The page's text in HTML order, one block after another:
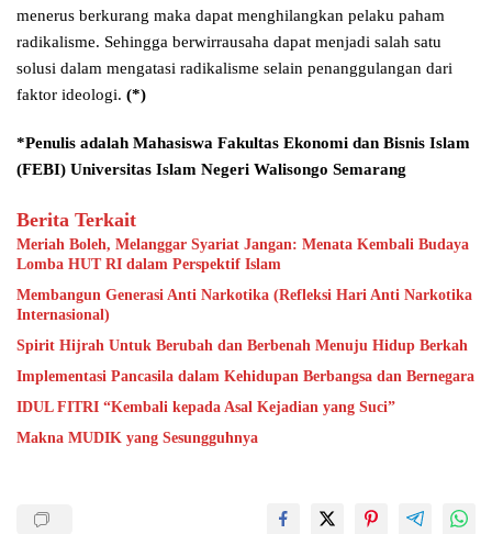
menerus berkurang maka dapat menghilangkan pelaku paham
radikalisme. Sehingga berwirrausaha dapat menjadi salah satu
solusi dalam mengatasi radikalisme selain penanggulangan dari
faktor ideologi. (*)
*Penulis adalah Mahasiswa Fakultas Ekonomi dan Bisnis Islam
(FEBI) Universitas Islam Negeri Walisongo Semarang
Berita Terkait
Meriah Boleh, Melanggar Syariat Jangan: Menata Kembali Budaya
Lomba HUT RI dalam Perspektif Islam
Membangun Generasi Anti Narkotika (Refleksi Hari Anti Narkotika
Internasional)
Spirit Hijrah Untuk Berubah dan Berbenah Menuju Hidup Berkah
Implementasi Pancasila dalam Kehidupan Berbangsa dan Bernegara
IDUL FITRI “Kembali kepada Asal Kejadian yang Suci”
Makna MUDIK yang Sesungguhnya